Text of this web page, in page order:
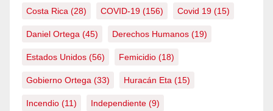
Costa Rica (28) COVID-19 (156) Covid 19 (15)
Daniel Ortega (45) Derechos Humanos (19)
Estados Unidos (56) Femicidio (18)
Gobierno Ortega (33) Huracán Eta (15)
Incendio (11) Independiente (9)